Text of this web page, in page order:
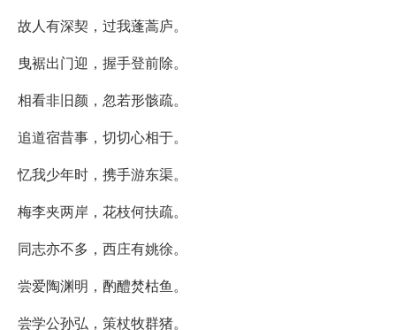
故人有深契，过我蓬蒿庐。
曳裾出门迎，握手登前除。
相看非旧颜，忽若形骸疏。
追道宿昔事，切切心相于。
忆我少年时，携手游东渠。
梅李夹两岸，花枝何扶疏。
同志亦不多，西庄有姚徐。
尝爱陶渊明，酌醴焚枯鱼。
尝学公孙弘，策杖牧群猪。